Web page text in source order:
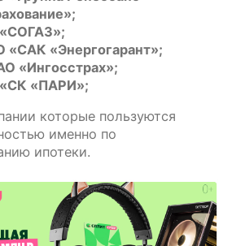
«САК «Энергогарант»;
«Ингосстрах»;
«ПАРИ»;
которые пользуются
именно по
ипотеки.